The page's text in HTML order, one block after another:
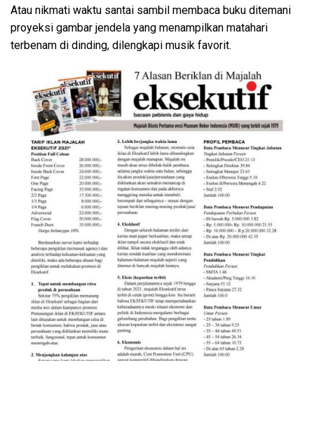
Atau nikmati waktu santai sambil membaca buku ditemani
proyeksi gambar jendela yang menampilkan matahari
terbenam di dinding, dilengkapi musik favorit.